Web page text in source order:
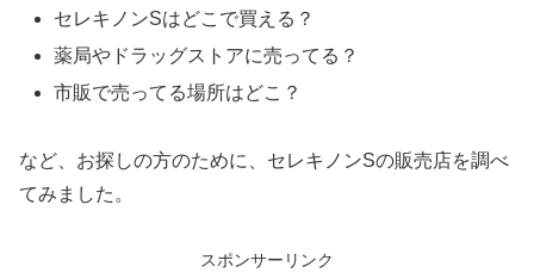
セレキノンSはどこで買える？
薬局やドラッグストアに売ってる？
市販で売ってる場所はどこ？
など、お探しの方のために、セレキノンSの販売店を調べ
てみました。
スポンサーリンク